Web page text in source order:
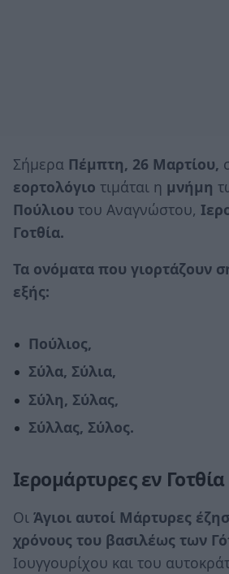
Σήμερα Πέμπτη, 26 Μαρτίου,
εορτολόγιο τιμάται η μνήμη
Πούλιου του Αναγνώστου,
Γοτθία.
Τα ονόματα που γιορτάζουν
εξής:
Πούλιος,
Σύλα, Σύλια,
Σύλη, Σύλας,
Σύλλας, Σύλος.
Ιερομάρτυρες εν Γοτθία
Οι Άγιοι αυτοί Μάρτυρες
χρόνους του βασιλέως των
Ιουγγουρίχου και του